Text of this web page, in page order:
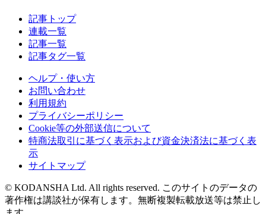
記事トップ
連載一覧
記事一覧
記事タグ一覧
ヘルプ・使い方
お問い合わせ
利用規約
プライバシーポリシー
Cookie等の外部送信について
特商法取引に基づく表示および資金決済法に基づく表
示
サイトマップ
© KODANSHA Ltd. All rights reserved. このサイトのデータの
著作権は講談社が保有します。無断複製転載放送等は禁止し